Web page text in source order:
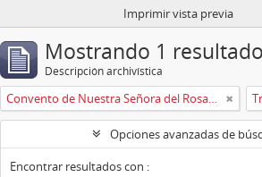
Imprimir vista previa
Mostrando 1
Descripción archivística
Convento de Nuestra Señora del Rosario de Oviedo
Opciones avanzadas de
Encontrar resultados con :